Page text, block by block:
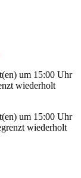
um 15:00 Uhr
wiederholt
um 15:00 Uhr
wiederholt